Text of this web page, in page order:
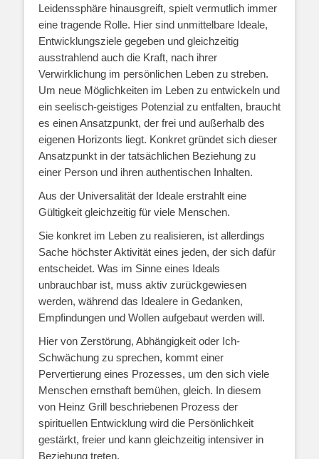
Leidenssphäre hinausgreift, spielt vermutlich immer
eine tragende Rolle. Hier sind unmittelbare Ideale,
Entwicklungsziele gegeben und gleichzeitig
ausstrahlend auch die Kraft, nach ihrer
Verwirklichung im persönlichen Leben zu streben.
Um neue Möglichkeiten im Leben zu entwickeln und
ein seelisch-geistiges Potenzial zu entfalten, braucht
es einen Ansatzpunkt, der frei und außerhalb des
eigenen Horizonts liegt. Konkret gründet sich dieser
Ansatzpunkt in der tatsächlichen Beziehung zu
einer Person und ihren authentischen Inhalten.
Aus der Universalität der Ideale erstrahlt eine
Gültigkeit gleichzeitig für viele Menschen.
Sie konkret im Leben zu realisieren, ist allerdings
Sache höchster Aktivität eines jeden, der sich dafür
entscheidet. Was im Sinne eines Ideals
unbrauchbar ist, muss aktiv zurückgewiesen
werden, während das Idealere in Gedanken,
Empfindungen und Wollen aufgebaut werden will.
Hier von Zerstörung, Abhängigkeit oder Ich-
Schwächung zu sprechen, kommt einer
Pervertierung eines Prozesses, um den sich viele
Menschen ernsthaft bemühen, gleich. In diesem
von Heinz Grill beschriebenen Prozess der
spirituellen Entwicklung wird die Persönlichkeit
gestärkt, freier und kann gleichzeitig intensiver in
Beziehung treten.